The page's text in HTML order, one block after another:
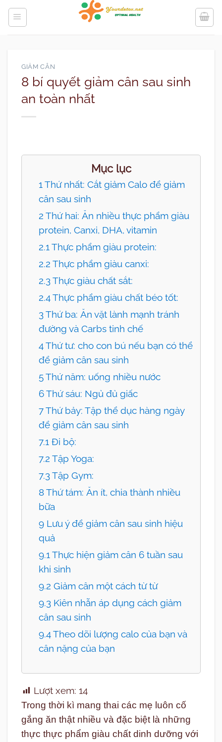
Bỏ
qua
nội
GIẢM CÂN
8 bí quyết giảm cân sau sinh
an toàn nhất
Mục lục
1 Thứ nhất: Cắt giảm Calo để giảm
cân sau sinh
2 Thứ hai: Ăn nhiều thực phẩm giàu
protein, Canxi, DHA, vitamin
2.1 Thực phẩm giàu protein:
2.2 Thực phẩm giàu canxi:
2.3 Thực giàu chất sắt:
2.4 Thực phẩm giàu chất béo tốt:
3 Thứ ba: Ăn vặt lành mạnh tránh
đường và Carbs tinh chế
4 Thứ tư: cho con bú nếu bạn có thể
để giảm cân sau sinh
5 Thứ năm: uống nhiều nước
6 Thứ sáu: Ngủ đủ giấc
7 Thứ bảy: Tập thể dục hàng ngày
để giảm cân sau sinh
7.1 Đi bộ:
7.2 Tập Yoga:
7.3 Tập Gym:
8 Thứ tám: Ăn ít, chia thành nhiều
bữa
9 Lưu ý để giảm cân sau sinh hiệu
quả
9.1 Thực hiện giảm cân 6 tuần sau
khi sinh
9.2 Giảm cân một cách từ từ
9.3 Kiên nhẫn áp dụng cách giảm
cân sau sinh
9.4 Theo dõi lượng calo của bạn và
cân nặng của bạn
Lượt xem: 14
Trong thời kì mang thai các mẹ luôn cố
gắng ăn thật nhiều và đặc biệt là những
thực thực phẩm giàu chất dinh dưỡng với